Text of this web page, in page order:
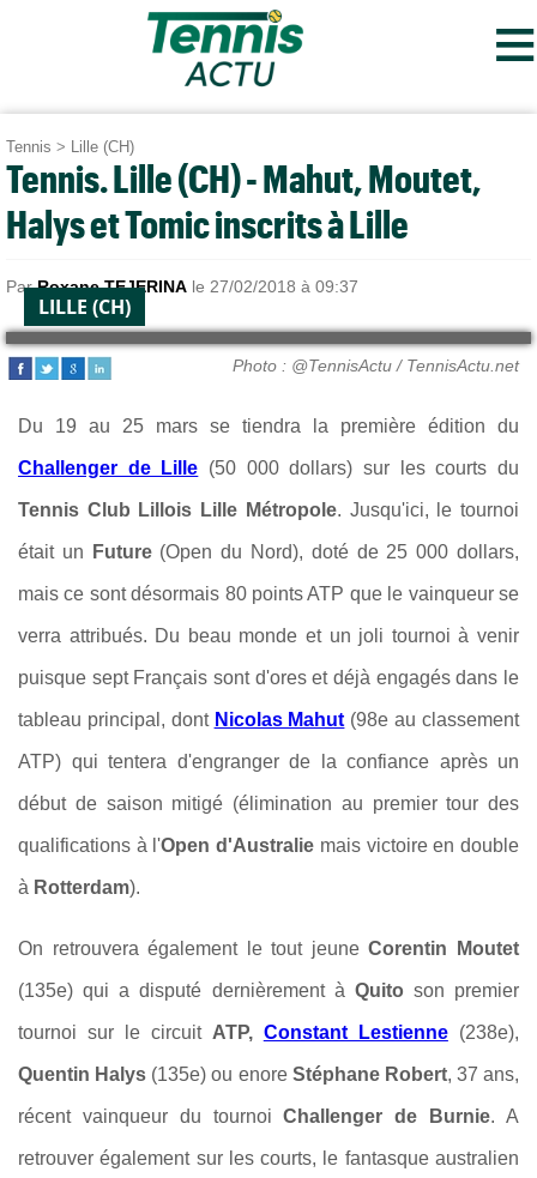
≡
Tennis > Lille (CH)
Tennis. Lille (CH) - Mahut, Moutet,
Halys et Tomic inscrits à Lille
ParRoxane TEJERINA le 27/02/2018 à 09:37
LILLE (CH)
Photo : @TennisActu / TennisActu.net
Du 19 au 25 mars se tiendra la première édition du
Challenger de Lille (50 000 dollars) sur les courts du
Tennis Club Lillois Lille Métropole. Jusqu'ici, le tournoi
était un Future(Open du Nord), doté de 25 000 dollars,
mais ce sont désormais 80 points ATP que le vainqueur se
verra attribués. Du beau monde et un joli tournoi à venir
puisque sept Français sont d'ores et déjà engagés dans le
tableau principal, dont Nicolas Mahut (98e au classement
ATP) qui tentera d'engranger de la confiance après un
début de saison mitigé (élimination au premier tour des
qualifications à l'Open d'Australie mais victoire en double
à Rotterdam).
On retrouvera également le tout jeuneCorentin Moutet
(135e) qui a disputé dernièrement à Quito son premier
tournoi sur le circuitATP, Constant Lestienne(238e),
Quentin Halys (135e) ou enore Stéphane Robert, 37 ans,
récent vainqueur du tournoiChallenger de Burnie. A
retrouver également sur les courts, le fantasque australien